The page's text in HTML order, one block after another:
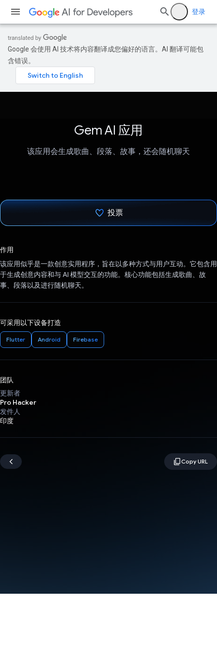
登录
Google 会使用 AI 技术将内容翻译成您偏好的语言。AI 翻译可能包
含错误。
Gem AI 应用
该应用会生成歌曲、段落、故事，还会随机聊天
投票
作用
该应用似乎是一款创意实用程序，旨在以多种方式与用户互动。它包含用
于生成创意内容和与 AI 模型交互的功能。核心功能包括生成歌曲、故
事、段落以及进行随机聊天。
可采用以下设备打造
Flutter Android Firebase
团队
更新者
Pro Hacker
发件人
印度